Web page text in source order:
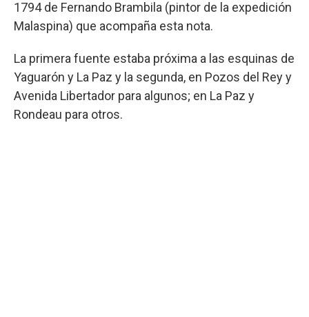
1794 de Fernando Brambila (pintor de la expedición
Malaspina) que acompaña esta nota.
La primera fuente estaba próxima a las esquinas de
Yaguarón y La Paz y la segunda, en Pozos del Rey y
Avenida Libertador para algunos; en La Paz y
Rondeau para otros.